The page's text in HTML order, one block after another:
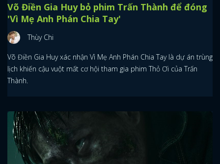
Võ Điền Gia Huy bỏ phim Trấn Thành để đóng
'Vì Mẹ Anh Phán Chia Tay'
Thùy Chi
Võ Điền Gia Huy xác nhận Vì Mẹ Anh Phán Chia Tay là dự án trùng
lịch khiến cậu vuột mất cơ hội tham gia phim Thỏ Ơi của Trấn
Thành.